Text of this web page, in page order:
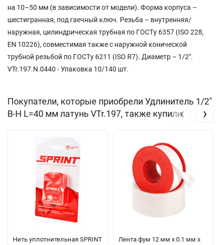
на 10–50 мм (в зависимости от модели). Форма корпуса –
шестигранная, под гаечный ключ. Резьба – внутренняя/
наружная, цилиндрическая трубная по ГОСТу 6357 (ISO 228,
EN 10226), совместимая также с наружной конической
трубной резьбой по ГОСТу 6211 (ISO R7). Диаметр – 1/2".
VTr.197.N.0440 - Упаковка 10/140 шт.
Покупатели, которые приобрели Удлинитель 1/2"
В-Н L=40 мм латунь VTr.197, также купили
Нить уплотнительная SPRINT
Лента фум 12 мм х 0.1 мм х
‹ ›